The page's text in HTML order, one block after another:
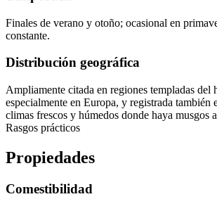
Finales de verano y otoño; ocasional en
constante.
Distribución geográfica
Ampliamente citada en regiones templadas del
especialmente en Europa, y registrada también
climas frescos y húmedos donde haya musgos
Rasgos prácticos
Propiedades
Comestibilidad